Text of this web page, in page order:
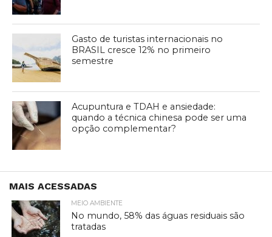
Gasto de turistas internacionais no
BRASIL cresce 12% no primeiro
semestre
Acupuntura e TDAH e ansiedade:
quando a técnica chinesa pode ser uma
opção complementar?
MAIS ACESSADAS
MEIO AMBIENTE
No mundo, 58% das águas residuais são
tratadas